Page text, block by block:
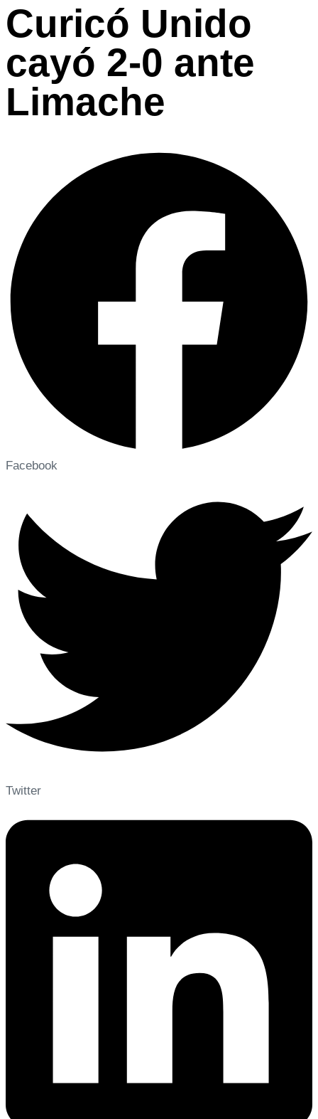
Curicó Unido
cayó 2-0 ante
Limache
Facebook
Twitter